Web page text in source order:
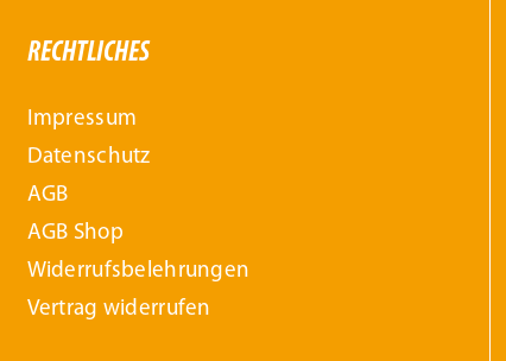
RECHTLICHES
Impressum
Datenschutz
AGB
AGB Shop
Widerrufs­belehrungen
Vertrag widerrufen